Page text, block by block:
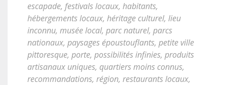
escapade, festivals locaux, habitants,
hébergements locaux, héritage culturel, lieu
inconnu, musée local, parc naturel, parcs
nationaux, paysages époustouflants, petite ville
pittoresque, porte, possibilités infinies, produits
artisanaux uniques, quartiers moins connus,
recommandations, région, restaurants locaux,